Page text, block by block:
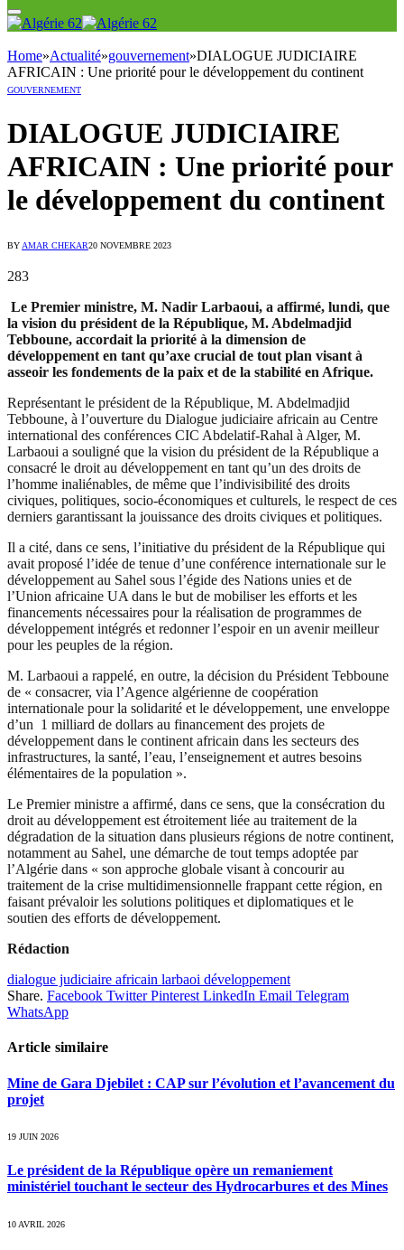
Home»Actualité»gouvernement»DIALOGUE JUDICIAIRE
AFRICAIN : Une priorité pour le développement du continent
GOUVERNEMENT
DIALOGUE JUDICIAIRE
AFRICAIN : Une priorité pour
le développement du continent
BYAMAR CHEKAR20 NOVEMBRE 2023
283
Le Premier ministre, M. Nadir Larbaoui, a affirmé, lundi, que
la vision du président de la République, M. Abdelmadjid
Tebboune, accordait la priorité à la dimension de
développement en tant qu’axe crucial de tout plan visant à
asseoir les fondements de la paix et de la stabilité en Afrique.
Représentant le président de la République, M. Abdelmadjid
Tebboune, à l’ouverture du Dialogue judiciaire africain au Centre
international des conférences CIC Abdelatif-Rahal à Alger, M.
Larbaoui a souligné que la vision du président de la République a
consacré le droit au développement en tant qu’un des droits de
l’homme inaliénables, de même que l’indivisibilité des droits
civiques, politiques, socio-économiques et culturels, le respect de ces
derniers garantissant la jouissance des droits civiques et politiques.
Il a cité, dans ce sens, l’initiative du président de la République qui
avait proposé l’idée de tenue d’une conférence internationale sur le
développement au Sahel sous l’égide des Nations unies et de
l’Union africaine UA dans le but de mobiliser les efforts et les
financements nécessaires pour la réalisation de programmes de
développement intégrés et redonner l’espoir en un avenir meilleur
pour les peuples de la région.
M. Larbaoui a rappelé, en outre, la décision du Président Tebboune
de « consacrer, via l’Agence algérienne de coopération
internationale pour la solidarité et le développement, une enveloppe
d’un 1 milliard de dollars au financement des projets de
développement dans le continent africain dans les secteurs des
infrastructures, la santé, l’eau, l’enseignement et autres besoins
élémentaires de la population ».
Le Premier ministre a affirmé, dans ce sens, que la consécration du
droit au développement est étroitement liée au traitement de la
dégradation de la situation dans plusieurs régions de notre continent,
notamment au Sahel, une démarche de tout temps adoptée par
l’Algérie dans « son approche globale visant à concourir au
traitement de la crise multidimensionnelle frappant cette région, en
faisant prévaloir les solutions politiques et diplomatiques et le
soutien des efforts de développement.
Rédaction
dialogue judiciaire africain larbaoi développement
Share. Facebook Twitter Pinterest LinkedIn Email Telegram
WhatsApp
Article similaire
Mine de Gara Djebilet : CAP sur l’évolution et l’avancement du
projet
19 JUIN 2026
Le président de la République opère un remaniement
ministériel touchant le secteur des Hydrocarbures et des Mines
10 AVRIL 2026